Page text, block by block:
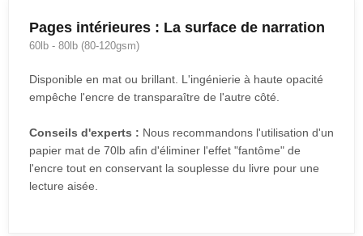
Pages intérieures : La surface de narration
60lb - 80lb (80-120gsm)
Disponible en mat ou brillant. L'ingénierie à haute opacité
empêche l'encre de transparaître de l'autre côté.
Conseils d'experts : Nous recommandons l'utilisation d'un
papier mat de 70lb afin d'éliminer l'effet "fantôme" de
l'encre tout en conservant la souplesse du livre pour une
lecture aisée.